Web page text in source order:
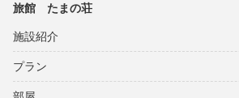
旅館 たまの荘
施設紹介
プラン